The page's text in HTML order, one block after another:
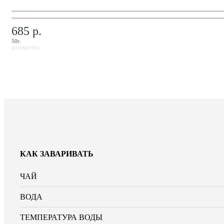
685 р.
50г.
количество
КАК ЗАВАРИВАТЬ
ЧАЙ
ВОДА
ТЕМПЕРАТУРА ВОДЫ